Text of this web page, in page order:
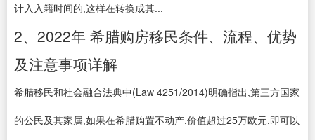
计入入籍时间的,这样在转换成其...
2、2022年 希腊购房移民条件、流程、优势
及注意事项详解
希腊移民和社会融合法典中(Law 4251/2014)明确指出,第三方国家
的公民及其家属,如果在希腊购置不动产,价值超过25万欧元,即可以